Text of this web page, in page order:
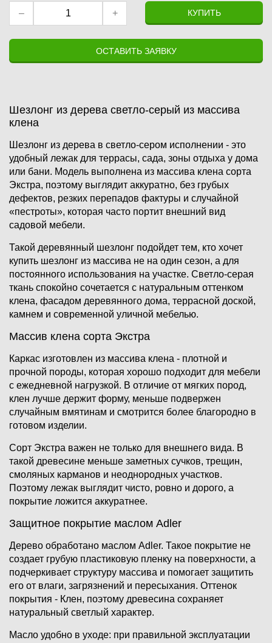
– + КУПИТЬ
ОСТАВИТЬ ЗАЯВКУ
Шезлонг из дерева светло-серый из массива
клена
Шезлонг из дерева в светло-сером исполнении - это
удобный лежак для террасы, сада, зоны отдыха у дома
или бани. Модель выполнена из массива клена сорта
Экстра, поэтому выглядит аккуратно, без грубых
дефектов, резких перепадов фактуры и случайной
«пестроты», которая часто портит внешний вид
садовой мебели.
Такой деревянный шезлонг подойдет тем, кто хочет
купить шезлонг из массива не на один сезон, а для
постоянного использования на участке. Светло-серая
ткань спокойно сочетается с натуральным оттенком
клена, фасадом деревянного дома, террасной доской,
камнем и современной уличной мебелью.
Массив клена сорта Экстра
Каркас изготовлен из массива клена - плотной и
прочной породы, которая хорошо подходит для мебели
с ежедневной нагрузкой. В отличие от мягких пород,
клен лучше держит форму, меньше подвержен
случайным вмятинам и смотрится более благородно в
готовом изделии.
Сорт Экстра важен не только для внешнего вида. В
такой древесине меньше заметных сучков, трещин,
смоляных карманов и неоднородных участков.
Поэтому лежак выглядит чисто, ровно и дорого, а
покрытие ложится аккуратнее.
Защитное покрытие маслом Adler
Дерево обработано маслом Adler. Такое покрытие не
создает грубую пластиковую пленку на поверхности, а
подчеркивает структуру массива и помогает защитить
его от влаги, загрязнений и пересыхания. Оттенок
покрытия - Клен, поэтому древесина сохраняет
натуральный светлый характер.
Масло удобно в уходе: при правильной эксплуатации